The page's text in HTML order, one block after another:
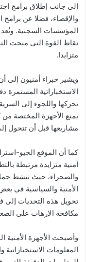
إلى جانب إطلاق برامج
والإقصاء، فضلا عن برامج
المؤسسات السجنية. وتُعد
نقاط القوة التي منحت
متزايدا.
ويشير خبراء أمنيون إلى
الاستخباراتية المستمرة
تحركها واللجوء إلى
يمنع الأجهزة المختصة
مشاريعها قبل أن تتحول
كما أن الموقع الجيو-
أمنية متزايدة مرتبطة
والصحراء، حيث تنشط
الأمنية والسياسية في
تحويل هذه التحديات
مكافحة الإرهاب على
وأصبحت الأجهزة الأمنية
المعلومات